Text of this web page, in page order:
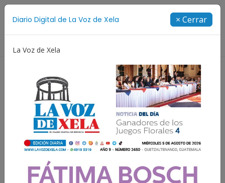
Diario Digital de La Voz de Xela × Cerrar
La Voz de Xela
de Bandas 2026